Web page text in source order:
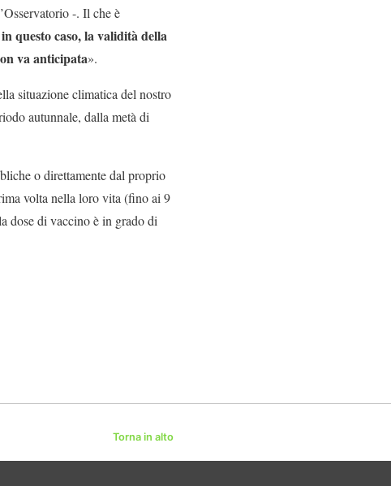
-. Il che è
questo caso, la validità della
va anticipata».
situazione climatica del nostro
autunnale, dalla metà di
o direttamente dal proprio
volta nella loro vita (fino ai 9
dose di vaccino è in grado di
Torna in alto